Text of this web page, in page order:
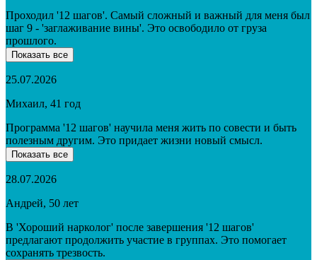
Проходил '12 шагов'. Самый сложный и важный для меня был
шаг 9 - 'заглаживание вины'. Это освободило от груза
прошлого.
Показать все
25.07.2026
Михаил, 41 год
Программа '12 шагов' научила меня жить по совести и быть
полезным другим. Это придает жизни новый смысл.
Показать все
28.07.2026
Андрей, 50 лет
В 'Хороший нарколог' после завершения '12 шагов'
предлагают продолжить участие в группах. Это помогает
сохранять трезвость.